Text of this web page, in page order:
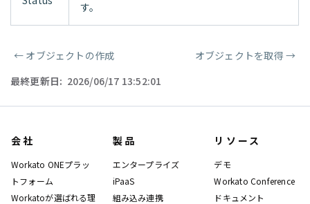
す。
ページャー
← オブジェクトの作成 オブジェクトを取得 →
最終更新日: 2026/06/17 13:52:01
会社
Workato ONEプラッ
トフォーム
Workatoが選ばれる理
製品
エンタープライズ
iPaaS
組み込み連携
リソース
デモ
Workato Conference
ドキュメント